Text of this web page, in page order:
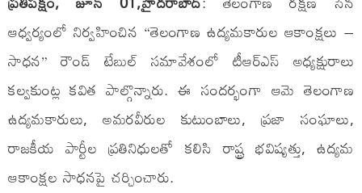
ఆధ్వర్యంలో నిర్వహించిన “తెలంగాణ ఉద్యమకారుల ఆకాంక్షలు –
సాధన” రౌండ్ టేబుల్ సమావేశంలో టీఆర్ఎస్ అధ్యక్షురాలు
కల్వకుంట్ల కవిత పాల్గొన్నారు. ఈ సందర్భంగా ఆమె తెలంగాణ
ఉద్యమకారులు, అమరవీరుల కుటుంబాలు, ప్రజా సంఘాలు,
రాజకీయ పార్టీల ప్రతినిధులతో కలిసి రాష్ట్ర భవిష్యత్తు, ఉద్యమ
ఆకాంక్షల సాధనపై చర్చించారు.